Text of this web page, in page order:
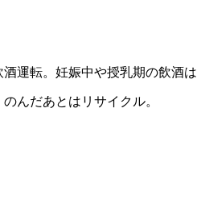
運転。妊娠中や授乳期の飲酒は
んだあとはリサイクル。